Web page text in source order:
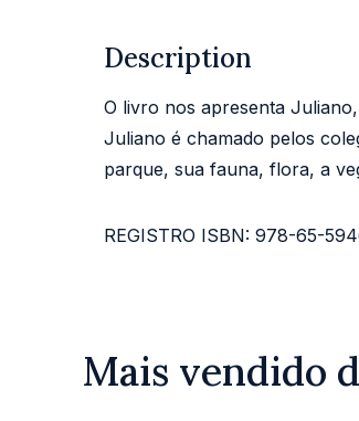
Description
O livro nos apresenta
Juliano é chamado pelos
parque, sua fauna, flora, a
REGISTRO ISBN: 978-65-
Mais vendido